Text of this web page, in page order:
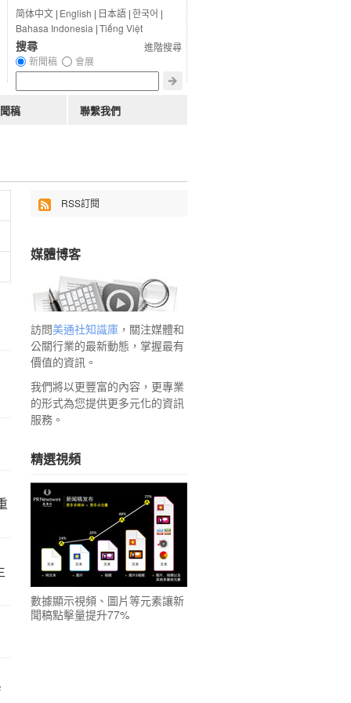
RSS訂閱
媒體博客
訪問美通社知識庫，關注媒體和
公關行業的最新動態，掌握最有
價值的資訊。
我們將以更豐富的內容，更專業
的形式為您提供更多元化的資訊
服務。
精選視頻
數據顯示視頻、圖片等元素讓新
聞稿點擊量提升77%
简体中文| English | 日本語|한국어 |
Bahasa Indonesia |Tiếng Việt
進階搜尋
搜尋
新聞稿 會展
稿 聯繫我們